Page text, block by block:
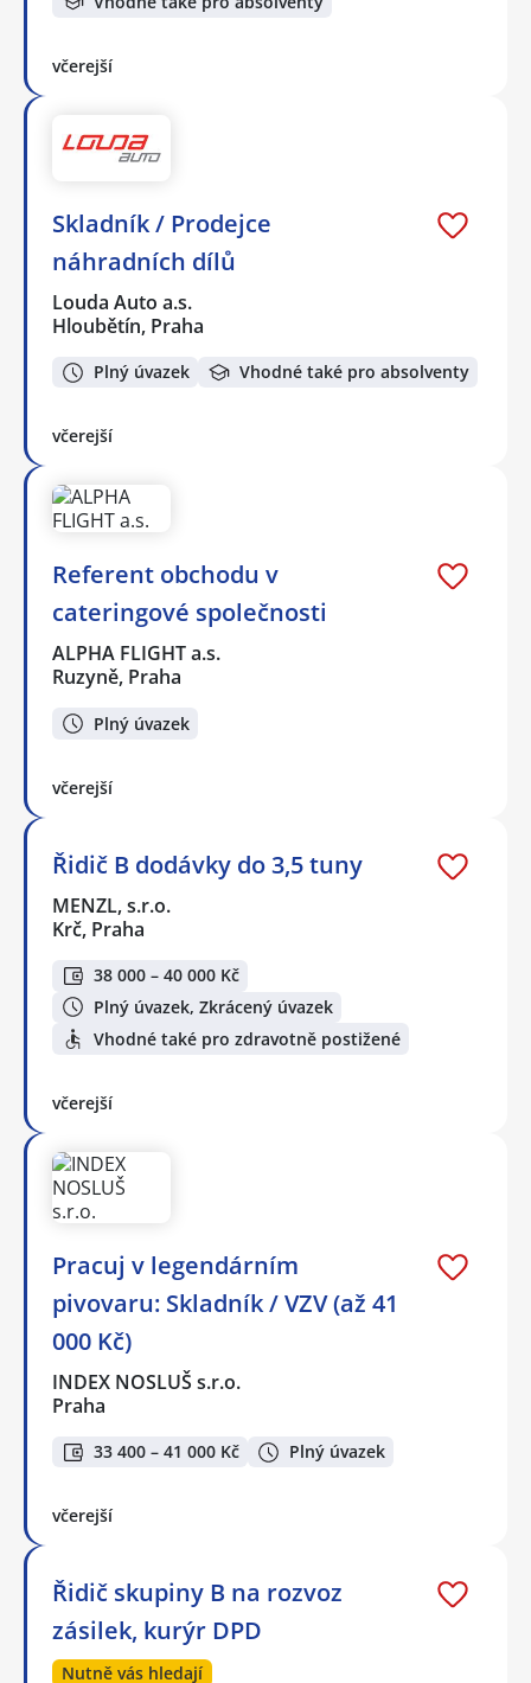
včerejší
Skladník / Prodejce
náhradních dílů
Louda Auto a.s.
Hloubětín, Praha
Plný úvazek Vhodné také pro absolventy
včerejší
Referent obchodu v
cateringové společnosti
ALPHA FLIGHT a.s.
Ruzyně, Praha
Plný úvazek
včerejší
Řidič B dodávky do 3,5 tuny
MENZL, s.r.o.
Krč, Praha
38 000 – 40 000 Kč
Plný úvazek, Zkrácený úvazek
Vhodné také pro zdravotně postižené
včerejší
Pracuj v legendárním
pivovaru: Skladník / VZV (až 41
000 Kč)
INDEX NOSLUŠ s.r.o.
Praha
33 400 – 41 000 Kč Plný úvazek
včerejší
Řidič skupiny B na rozvoz
zásilek, kurýr DPD
Nutně vás hledají